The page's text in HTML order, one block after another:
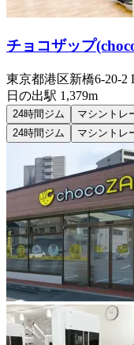
チョコザップ
東京都港区新橋6-20-2
日の出駅 1,379m
24時間ジム
マシントレ
24時間ジム
マシントレ